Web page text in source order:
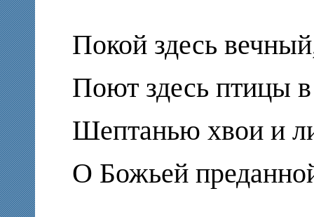
Покой здесь
Поют здесь птицы
Шептанью хвои и
О Божьей